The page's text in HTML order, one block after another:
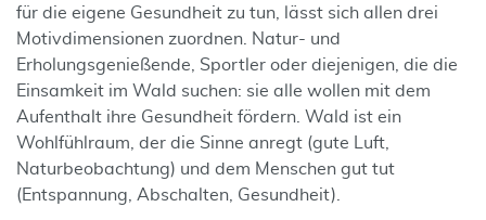
für die eigene Gesundheit zu tun, lässt sich allen drei
Motivdimensionen zuordnen. Natur- und
Erholungsgenießende, Sportler oder diejenigen, die die
Einsamkeit im Wald suchen: sie alle wollen mit dem
Aufenthalt ihre Gesundheit fördern. Wald ist ein
Wohlfühlraum, der die Sinne anregt (gute Luft,
Naturbeobachtung) und dem Menschen gut tut
(Entspannung, Abschalten, Gesundheit).